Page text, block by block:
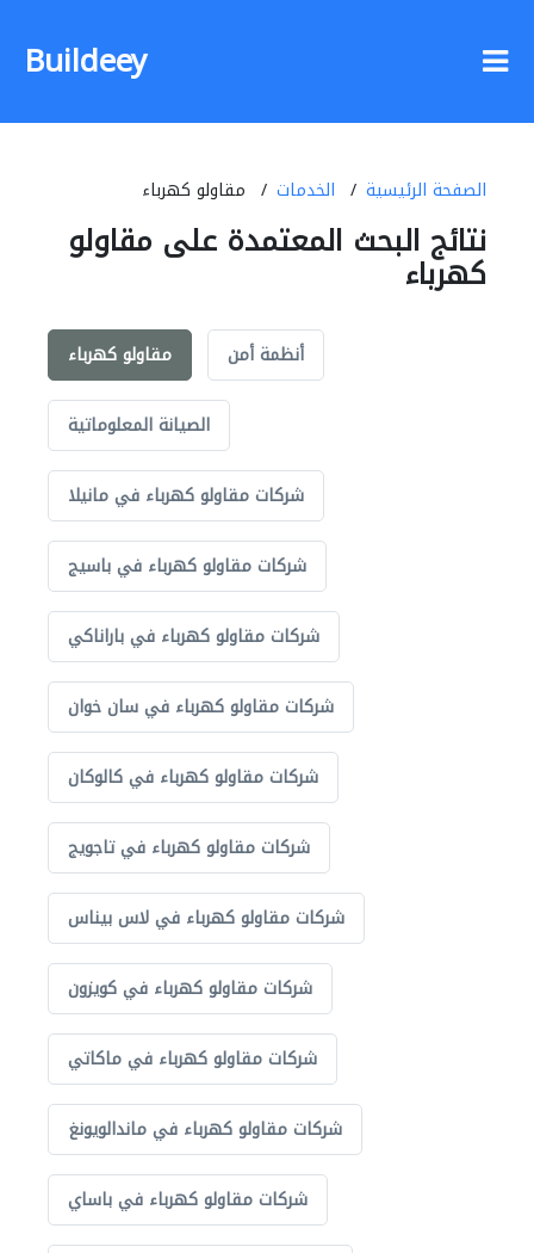
Buildeey
الصفحة الرئيسية الخدمات مقاولو كهرباء
نتائج البحث المعتمدة على مقاولو
كهرباء
مقاولو كهرباء أنظمة أمن
الصيانة المعلوماتية
شركات مقاولو كهرباء في مانيلا
شركات مقاولو كهرباء في باسيج
شركات مقاولو كهرباء في باراناكي
شركات مقاولو كهرباء في سان خوان
شركات مقاولو كهرباء في كالوكان
شركات مقاولو كهرباء في تاجويج
شركات مقاولو كهرباء في لاس بيناس
شركات مقاولو كهرباء في كويزون
شركات مقاولو كهرباء في ماكاتي
شركات مقاولو كهرباء في ماندالويونغ
شركات مقاولو كهرباء في باساي